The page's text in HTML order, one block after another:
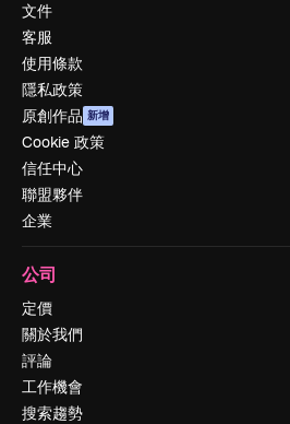
文件
客服
使用條款
隱私政策
原創作品 新增
Cookie 政策
信任中心
聯盟夥伴
企業
公司
定價
關於我們
評論
工作機會
搜索趨勢